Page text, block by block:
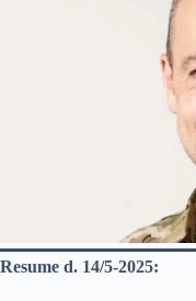
Resume d. 14/5-2025: